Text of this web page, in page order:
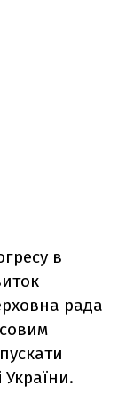
в
рада
України.